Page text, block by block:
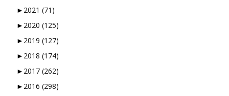
► 2021 (71)
► 2020 (125)
► 2019 (127)
► 2018 (174)
► 2017 (262)
► 2016 (298)